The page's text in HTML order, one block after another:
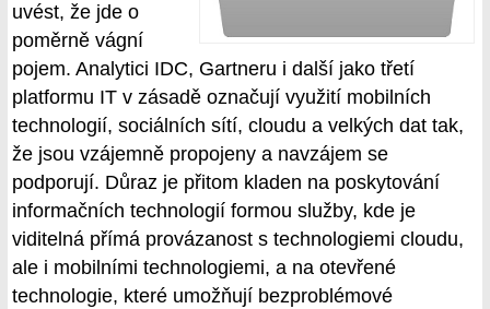
uvést, že jde o
poměrně vágní
pojem. Analytici IDC, Gartneru i další jako třetí
platformu IT v zásadě označují využití mobilních
technologií, sociálních sítí, cloudu a velkých dat tak,
že jsou vzájemně propojeny a navzájem se
podporují. Důraz je přitom kladen na poskytování
informačních technologií formou služby, kde je
viditelná přímá provázanost s technologiemi cloudu,
ale i mobilními technologiemi, a na otevřené
technologie, které umožňují bezproblémové